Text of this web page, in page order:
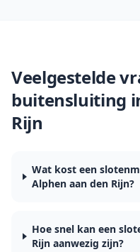
Veelgestelde
buitensluiting
Rijn
Wat kost een
Alphen aan den Rijn?
Hoe snel kan een
Rijn aanwezig zijn?